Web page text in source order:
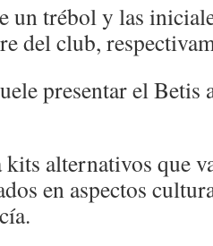
un trébol y las
del club,
presentar el Betis
kits alternativos que
en aspectos